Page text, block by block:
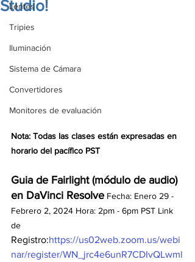
Lentes
Tripies
Iluminación
Sistema de Cámara
Convertidores
Monitores de evaluación
Studio!
Nota: Todas las clases están expresadas en
horario del pacífico PST
Guia de Fairlight (módulo de audio)
en DaVinci Resolve Fecha: Enero 29 -
Febrero 2, 2024 Hora: 2pm - 6pm PST Link
de
Registro:https://us02web.zoom.us/webi
nar/register/WN_jrc4e6unR7CDIvQLwml